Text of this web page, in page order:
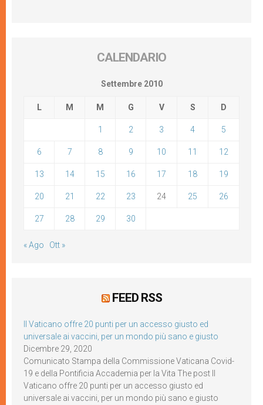
CALENDARIO
Settembre 2010
L M M G V S D
1 2 3 4 5
6 7 8 9 10 11 12
13 14 15 16 17 18 19
20 21 22 23 24 25 26
27 28 29 30
« Ago Ott »
FEED RSS
Il Vaticano offre 20 punti per un accesso giusto ed
universale ai vaccini, per un mondo più sano e giusto
Dicembre 29, 2020
Comunicato Stampa della Commissione Vaticana Covid-
19 e della Pontificia Accademia per la Vita The post Il
Vaticano offre 20 punti per un accesso giusto ed
universale ai vaccini, per un mondo più sano e giusto